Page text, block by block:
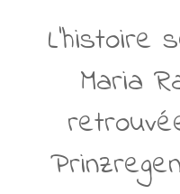
L'histoire
Maria